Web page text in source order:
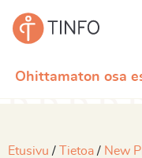
Ohittamaton osa
Etusivu Tietoa New